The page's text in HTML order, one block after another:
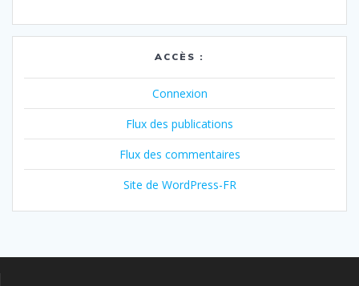
ACCÈS :
Connexion
Flux des publications
Flux des commentaires
Site de WordPress-FR